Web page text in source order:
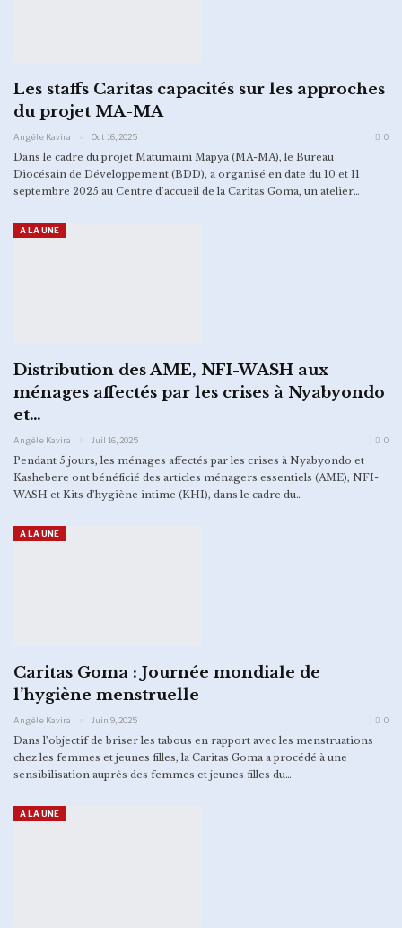
Les staffs Caritas capacités sur les approches
du projet MA-MA
Angèle Kavira Oct 16, 2025 0
Dans le cadre du projet Matumaini Mapya (MA-MA), le Bureau
Diocésain de Développement (BDD), a organisé en date du 10 et 11
septembre 2025 au Centre d’accueil de la Caritas Goma, un atelier…
A LA UNE
Distribution des AME, NFI-WASH aux
ménages affectés par les crises à Nyabyondo
et…
Angèle Kavira Juil 16, 2025 0
Pendant 5 jours, les ménages affectés par les crises à Nyabyondo et
Kashebere ont bénéficié des articles ménagers essentiels (AME), NFI-
WASH et Kits d’hygiène intime (KHI), dans le cadre du…
A LA UNE
Caritas Goma : Journée mondiale de
l’hygiène menstruelle
Angèle Kavira Juin 9, 2025 0
Dans l’objectif de briser les tabous en rapport avec les menstruations
chez les femmes et jeunes filles, la Caritas Goma a procédé à une
sensibilisation auprès des femmes et jeunes filles du…
A LA UNE